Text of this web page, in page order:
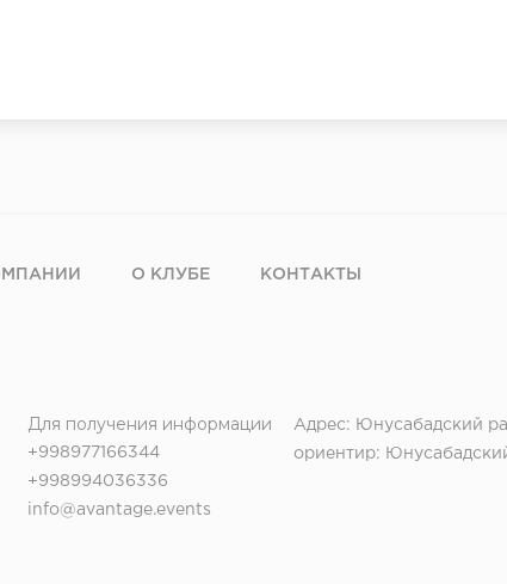
О КЛУБЕ КОНТАКТЫ
Для получения информации
+998977166344
+998994036336
info@avantage.events
Адрес: Юнусабадский
ориентир: